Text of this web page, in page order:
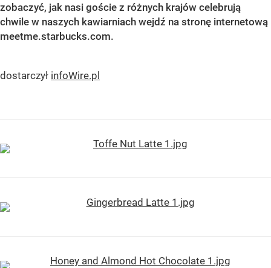
zobaczyć, jak nasi goście z różnych krajów celebrują
chwile w naszych kawiarniach wejdź na stronę internetową
meetme.starbucks.com.
dostarczył infoWire.pl